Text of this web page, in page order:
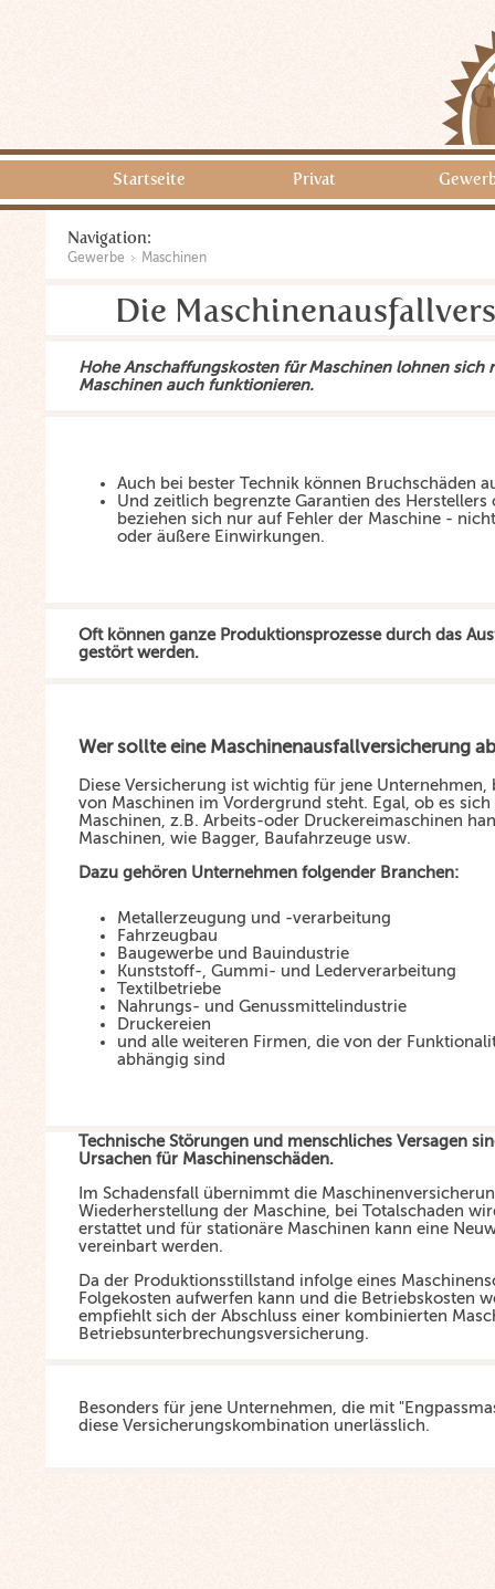
Startseite Privat
Navigation:
Gewerbe Maschinen
Die
Hohe Anschaffungskosten für Maschinen lohnen sich
Maschinen auch funktionieren.
Auch bei bester Technik können Bruchschäden
Und zeitlich begrenzte Garantien des Herstellers
beziehen sich nur auf Fehler der Maschine -
oder äußere Einwirkungen.
Oft können ganze Produktionsprozesse durch das
gestört werden.
Wer sollte eine Maschinenausfallversicherung
Diese Versicherung ist wichtig für jene Unternehmen,
von Maschinen im Vordergrund steht. Egal, ob es
Maschinen, z.B. Arbeits-oder Druckereimaschinen
Maschinen, wie Bagger, Baufahrzeuge usw.
Dazu gehören Unternehmen folgender Branchen:
Metallerzeugung und -verarbeitung
Fahrzeugbau
Baugewerbe und Bauindustrie
Kunststoff-, Gummi- und Lederverarbeitung
Textilbetriebe
Nahrungs- und Genussmittelindustrie
Druckereien
und alle weiteren Firmen, die von der
abhängig sind
Technische Störungen und menschliches Versagen
Ursachen für Maschinenschäden.
Im Schadensfall übernimmt die
Wiederherstellung der Maschine, bei Totalschaden
erstattet und für stationäre Maschinen kann eine
vereinbart werden.
Da der Produktionsstillstand infolge eines
Folgekosten aufwerfen kann und die Betriebskosten
empfiehlt sich der Abschluss einer kombinierten
Betriebsunterbrechungsversicherung.
Besonders für jene Unternehmen, die mit
diese Versicherungskombination unerlässlich.